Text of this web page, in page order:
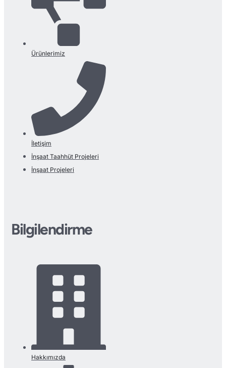
Ürünlerimiz
İletişim
İnşaat Taahhüt Projeleri
İnşaat Projeleri
Bilgilendirme
Hakkımızda